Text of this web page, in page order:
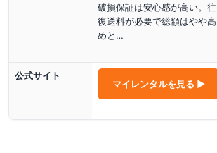
破損保証は安心感が高い。往
復送料が必要で総額はやや高
めと…
公式サイト
マイレンタルを見る ▶